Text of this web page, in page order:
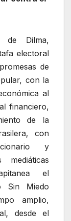
de Dilma,
electoral
de
con la
al
financiero,
de la
con
y
el
Sin Miedo
amplio,
desde el